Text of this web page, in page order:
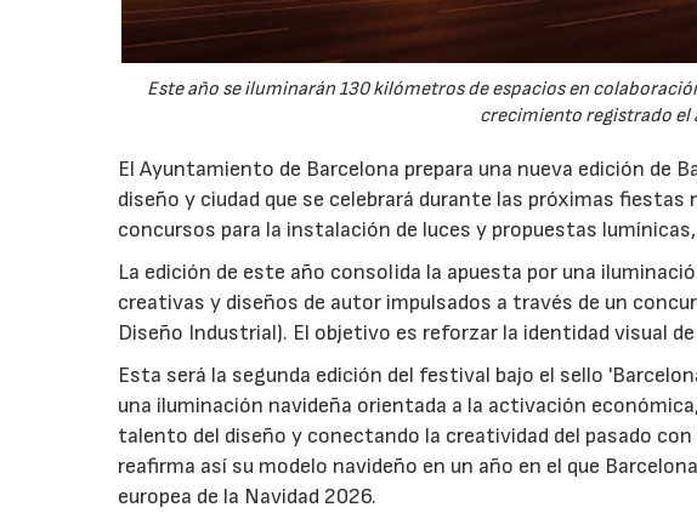
Este año se iluminarán 130 kilómetros de espacios en
crecimiento registrado el
El Ayuntamiento de Barcelona prepara una nueva edición de
diseño y ciudad que se celebrará durante las próximas
concursos para la instalación de luces y propuestas
La edición de este año consolida la apuesta por una
creativas y diseños de autor impulsados a través de un
Diseño Industrial). El objetivo es reforzar la identidad visual
Esta será la segunda edición del festival bajo el sello
una iluminación navideña orientada a la activación
talento del diseño y conectando la creatividad del pasado
reafirma así su modelo navideño en un año en el que
europea de la Navidad 2026.